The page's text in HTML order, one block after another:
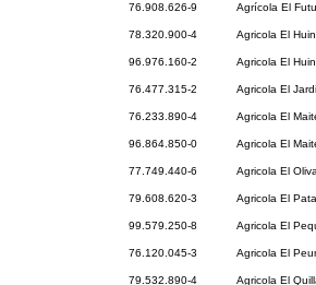
76.908.626-9 Agrícola El
78.320.900-4 Agricola El
96.976.160-2 Agricola El
76.477.315-2 Agricola El
76.233.890-4 Agricola El
96.864.850-0 Agricola El
77.749.440-6 Agricola El
79.608.620-3 Agricola El
99.579.250-8 Agricola El
76.120.045-3 Agricola El
79.532.890-4 Agricola El